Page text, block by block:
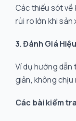
Các thiếu sót về
rủi ro lớn khi sản
3. Đánh Giá
Ví dụ hướng dẫn
giản, không
Các bài kiểm